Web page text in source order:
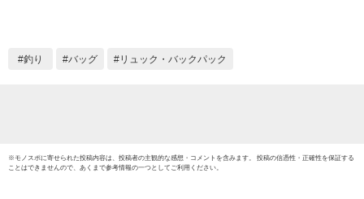
ーキ 迷彩ブラック
釣り バッグ リュック・バックパック
※モノスポに寄せられた投稿内容は、投稿者の主観的な感想・コメントを含みます。 投稿の信憑性・正確性を保証する
ことはできませんので、あくまで参考情報の一つとしてご利用ください。